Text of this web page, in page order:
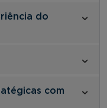
do
com